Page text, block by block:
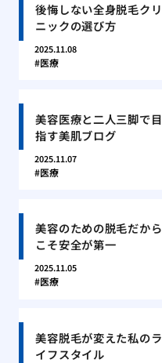
後悔しない全身脱毛クリ
ニックの選び方
2025.11.08
医療
美容医療と二人三脚で目
指す美肌ブログ
2025.11.07
医療
美容のための脱毛だから
こそ安全が第一
2025.11.05
医療
美容脱毛が変えた私のラ
イフスタイル